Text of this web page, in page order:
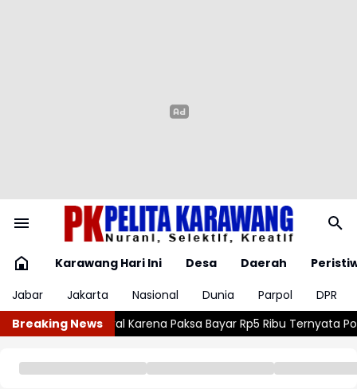
Karawang Hari Ini Desa Daerah
Jabar
Jakarta Nasional Dunia Parpol
DPR
Breaking News
Rp5 Ribu Ternyata Positif Narkoba Malaysia Kontra